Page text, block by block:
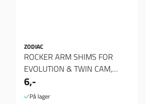
ZODIAC
ROCKER ARM SHIMS FOR
EVOLUTION & TWIN CAM,
Spacer 020"
6,-
På lager